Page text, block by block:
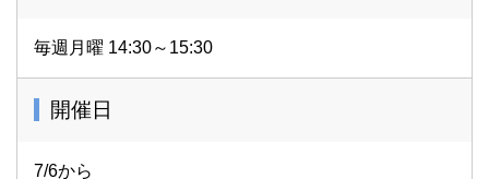
毎週月曜 14:30～15:30
開催日
7/6から